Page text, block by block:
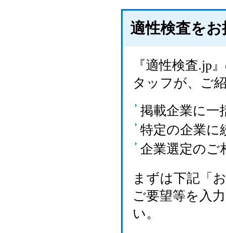
適性検査を
『適性検査.jp
タッフが、ご
掲載企業に一
特定の企業に
企業選定のご
まずは下記「
ご要望等を入
い。